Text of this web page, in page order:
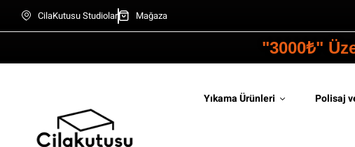
CilaKutusu Studiolar Mağaza
"3000₺"
Yıkama Ürünleri Polisaj